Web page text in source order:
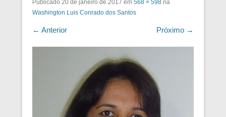
Publicado 20 de janeiro de 2017 em 568 × 598 na
Washington Luis Conrado dos Santos
← Anterior Próximo →